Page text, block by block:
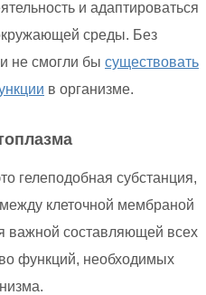
и адаптироваться
среды. Без
не смогли бы существовать
в организме.
гелеподобная субстанция,
между клеточной мембраной
важной составляющей всех
функций, необходимых